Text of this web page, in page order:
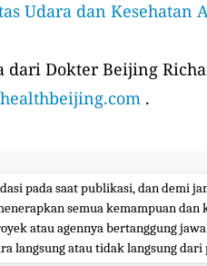
Udara dan Kesehatan
Dokter Beijing
.
pada saat publikasi, dan demi
semua kemampuan
atau agennya bertanggung
langsung atau tidak langsung dari